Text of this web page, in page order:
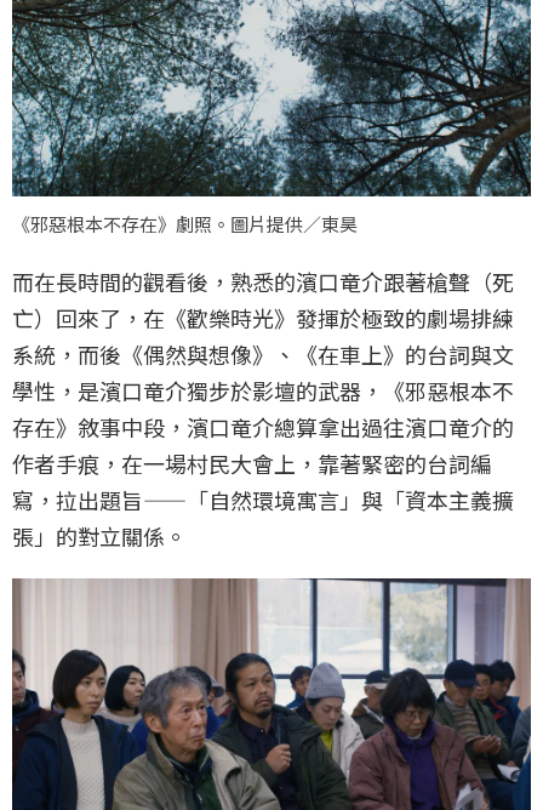
《邪惡根本不存在》劇照。圖片提供／東昊
而在長時間的觀看後，熟悉的濱口竜介跟著槍聲（死
亡）回來了，在《歡樂時光》發揮於極致的劇場排練
系統，而後《偶然與想像》、《在車上》的台詞與文
學性，是濱口竜介獨步於影壇的武器，《邪惡根本不
存在》敘事中段，濱口竜介總算拿出過往濱口竜介的
作者手痕，在一場村民大會上，靠著緊密的台詞編
寫，拉出題旨——「自然環境寓言」與「資本主義擴
張」的對立關係。